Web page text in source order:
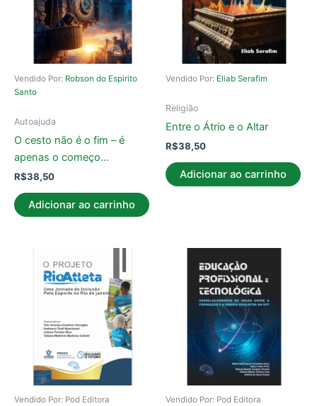
Vendido Por: Robson do Espirito
Santo
Autoajuda
O cesto não é o fim – é
apenas o começo…
R$38,50
Adicionar ao carrinho
Vendido Por: Eliab Serafim
Religião
Entre o Átrio e o Altar
R$38,50
Adicionar ao carrinho
Vendido Por: Pod Editora Vendido Por: Pod Editora